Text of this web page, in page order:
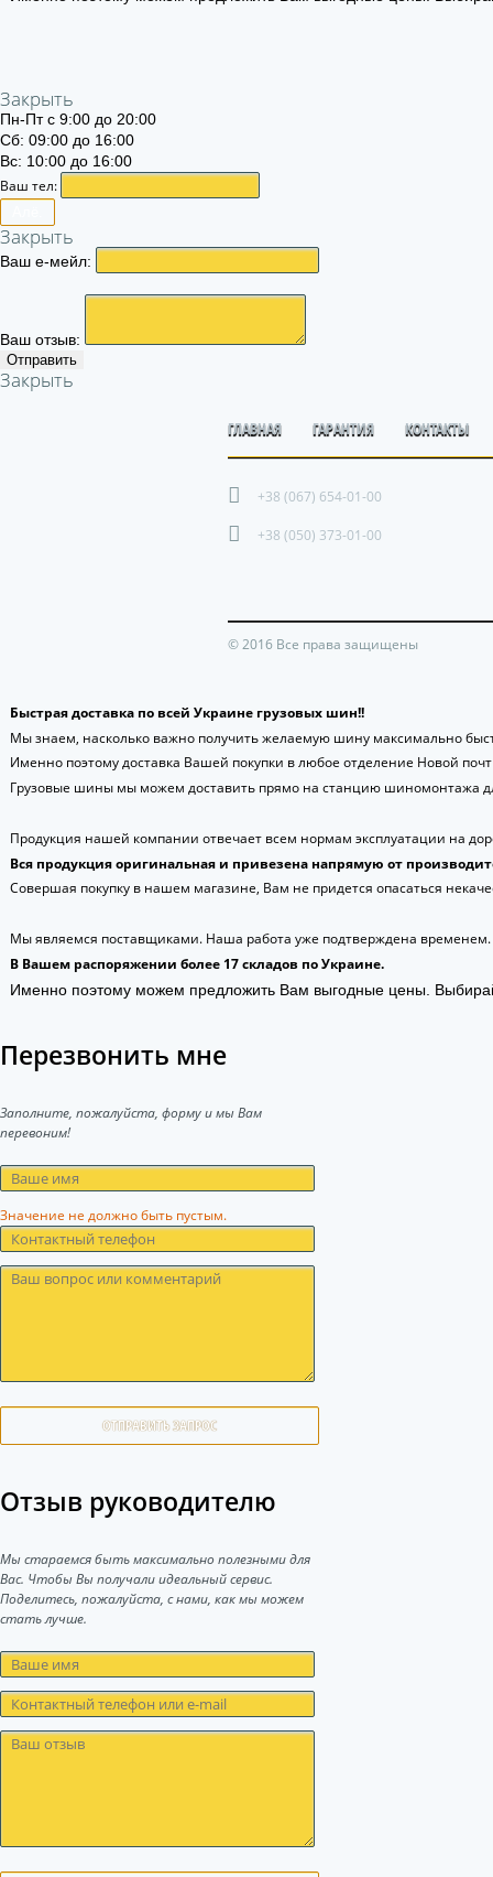
Закрыть
Пн-Пт с 9:00 до 20:00
Сб: 09:00 до 16:00
Вс: 10:00 до 16:00
Ваш тел:
Закрыть
Ваш е-мейл:
Ваш отзыв:
Отправить
Закрыть
ГЛАВНАЯ ГАРАНТИЯ КОНТАКТЫ
+38 (067) 654-01-00
+38 (050) 373-01-00
© 2016 Все права защищены
Быстрая доставка по всей Украине грузовых шин!!
Мы знаем, насколько важно получить желаемую шину максимально
Именно поэтому доставка Вашей покупки в любое отделение Новой
Грузовые шины мы можем доставить прямо на станцию шиномонтажа
Продукция нашей компании отвечает всем нормам эксплуатации на
Вся продукция оригинальная и привезена напрямую от
Совершая покупку в нашем магазине, Вам не придется опасаться
Мы являемся поставщиками. Наша работа уже подтверждена временем.
В Вашем распоряжении более 17 складов по Украине.
Именно поэтому можем предложить Вам выгодные цены.
Перезвонить мне
Заполните, пожалуйста, форму и мы Вам
перевоним!
Значение не должно быть пустым.
ОТПРАВИТЬ ЗАПРОС
Отзыв руководителю
Мы стараемся быть максимально полезными для
Вас. Чтобы Вы получали идеальный сервис.
Поделитесь, пожалуйста, с нами, как мы можем
стать лучше.